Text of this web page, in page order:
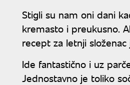
Stigli su nam oni dani
kremasto i preukusno.
recept za letnji
Ide fantastično i uz
Jednostavno je toliko